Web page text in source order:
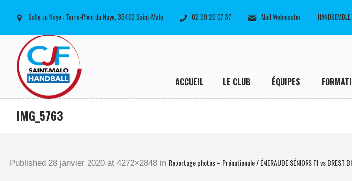
Salle du Naye : Terre-Plein du Naye, 35400 Saint-Malo 02 99 20 07 37 Mail Webmaster
ACCUEIL LE CLUB ÉQUIPES
IMG_5763
Published 28 janvier 2020 at 4272×2848 in Reportage photos – Prénationale / ÉMERAUDE SÉNIORS F1 vs BREST